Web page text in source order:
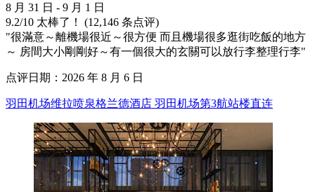
8 月 31 日 - 9 月 1 日
9.2/10 太棒了！ (12,146 条点评)
"很滿意～離機場很近～很方便 而且機場很多逛街吃飯的地方
～ 房間大小剛剛好～有一個很大的玄關可以放行李整理行李"
点评日期：2026 年 8 月 6 日
羽田机场维拉喷泉格兰德酒店 羽田机场第3航站楼直连